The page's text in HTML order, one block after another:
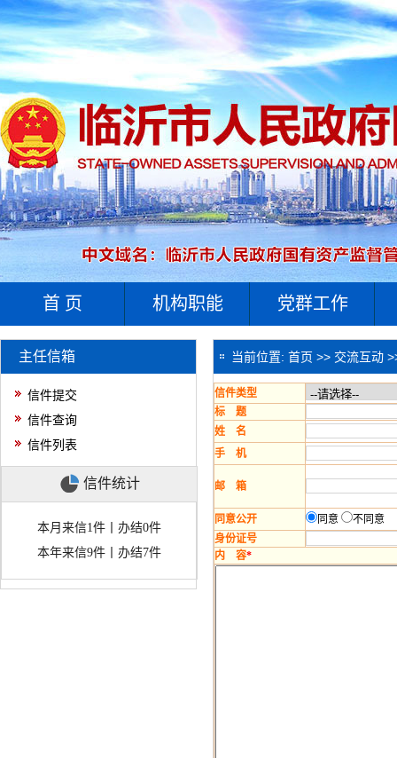
首 页 机构职能 党群工作
主任信箱
信件提交
信件查询
信件列表
信件统计
本月来信1件丨办结0件
本年来信9件丨办结7件
当前位置: 首页 >> 交流互动
信件类型
标 题
姓 名
手 机
邮 箱
同意公开 同意
不同意
身份证号
内 容*